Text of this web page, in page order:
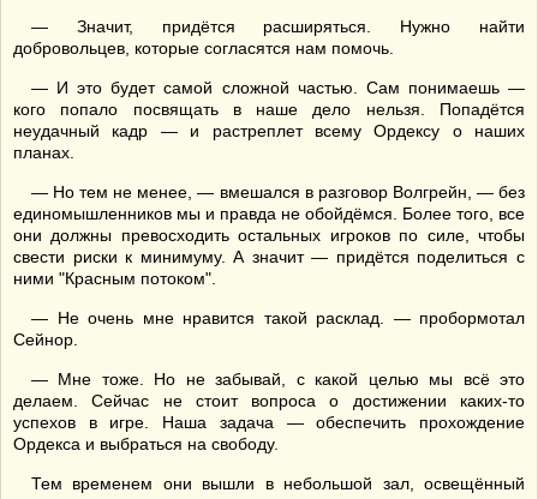
— Значит, придётся расширяться. Нужно найти
добровольцев, которые согласятся нам помочь.
— И это будет самой сложной частью. Сам понимаешь —
кого попало посвящать в наше дело нельзя. Попадётся
неудачный кадр — и растреплет всему Ордексу о наших
планах.
— Но тем не менее, — вмешался в разговор Волгрейн, — без
единомышленников мы и правда не обойдёмся. Более того, все
они должны превосходить остальных игроков по силе, чтобы
свести риски к минимуму. А значит — придётся поделиться с
ними "Красным потоком".
— Не очень мне нравится такой расклад. — пробормотал
Сейнор.
— Мне тоже. Но не забывай, с какой целью мы всё это
делаем. Сейчас не стоит вопроса о достижении каких-то
успехов в игре. Наша задача — обеспечить прохождение
Ордекса и выбраться на свободу.
Тем временем они вышли в небольшой зал, освещённый